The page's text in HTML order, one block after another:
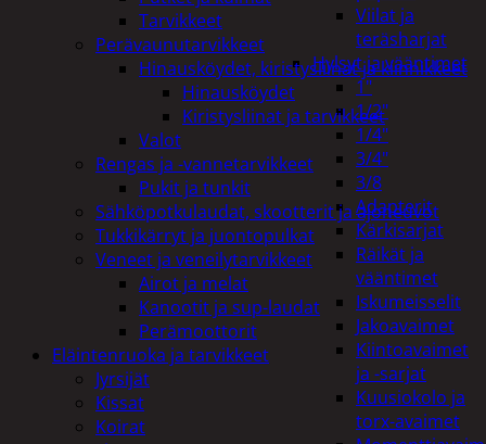
Viilat ja
teräsharjat
Hylsyt ja vääntimet
1"
1/2"
1/4"
3/4"
3/8
Adapterit
Kärkisarjat
Räikät ja
vääntimet
Iskumeisselit
Jakoavaimet
Kiintoavaimet
ja -sarjat
Kuusiokolo ja
torx-avaimet
Tarvikkeet
Perävaunutarvikkeet
Hinausköydet, kiristysliinat ja kiinnikkeet
Hinausköydet
Kiristysliinat ja tarvikkeet
Valot
Rengas ja -vannetarvikkeet
Pukit ja tunkit
Sähköpotkulaudat, skootterit ja ajoneuvot
Tukkikärryt ja juontopulkat
Veneet ja veneilytarvikkeet
Airot ja melat
Kanootit ja sup-laudat
Perämoottorit
Eläintenruoka ja tarvikkeet
Jyrsijät
Kissat
Koirat